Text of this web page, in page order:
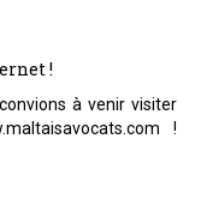
!
à venir visiter
!